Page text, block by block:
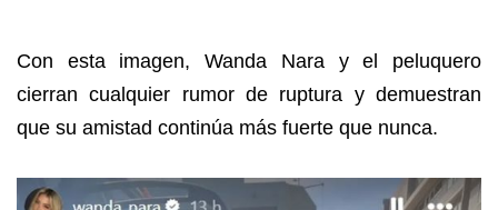
Con esta imagen, Wanda Nara y el peluquero
cierran cualquier rumor de ruptura y demuestran
que su amistad continúa más fuerte que nunca.